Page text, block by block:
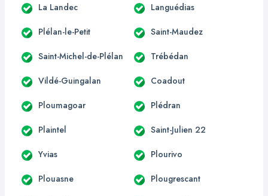
La Landec Languédias
Plélan-le-Petit Saint-Maudez
Saint-Michel-de-Plélan Trébédan
Vildé-Guingalan Coadout
Ploumagoar Plédran
Plaintel Saint-Julien 22
Yvias Plourivo
Plouasne Plougrescant